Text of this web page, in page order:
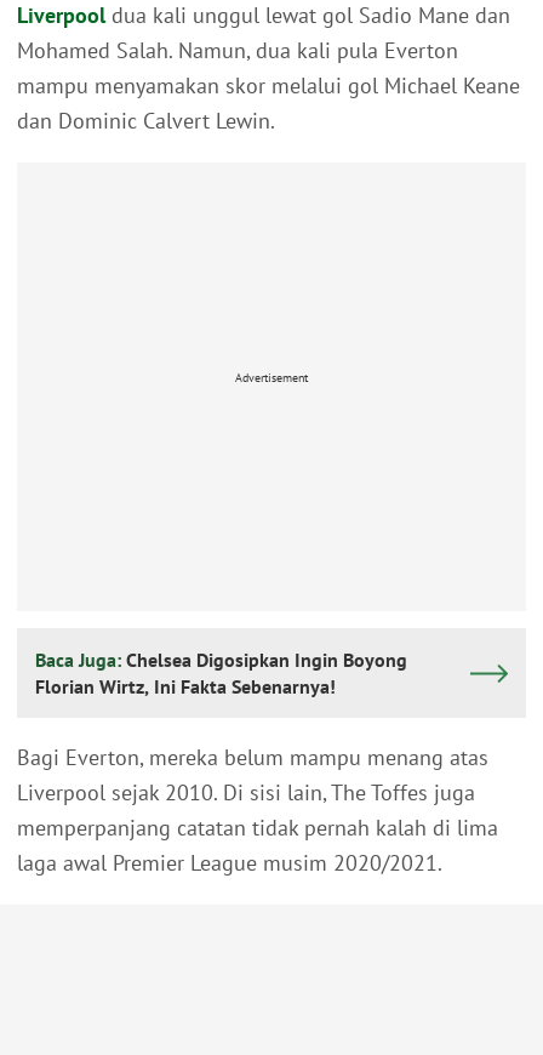
Liverpooldua kali unggul lewat gol Sadio Mane dan
Mohamed Salah. Namun, dua kali pula Everton
mampu menyamakan skor melalui gol Michael Keane
dan Dominic Calvert Lewin.
Advertisement
Baca Juga: Chelsea Digosipkan Ingin Boyong
Florian Wirtz, Ini Fakta Sebenarnya!
Bagi Everton, mereka belum mampu menang atas
Liverpool sejak 2010. Di sisi lain, The Toffes juga
memperpanjang catatan tidak pernah kalah di lima
laga awal Premier League musim 2020/2021.